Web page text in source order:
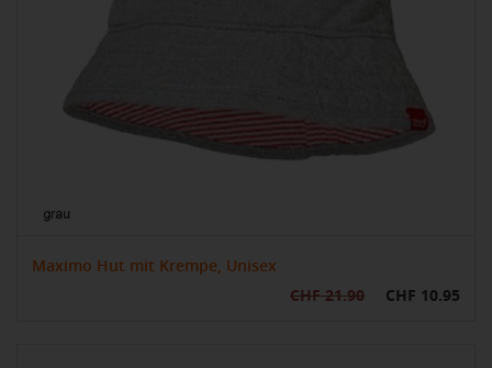
Maximo Hut mit Krempe, Unisex
CHF 21.90
CHF 10.95